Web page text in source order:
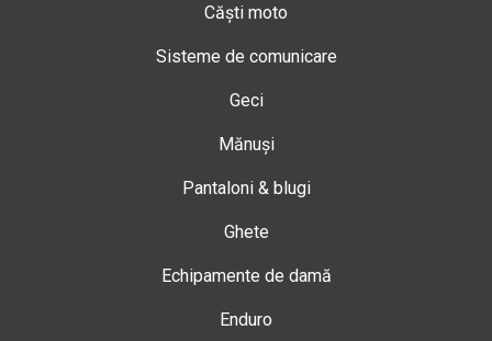
Căști moto
Sisteme de comunicare
Geci
Mănuși
Pantaloni & blugi
Ghete
Echipamente de damă
Enduro